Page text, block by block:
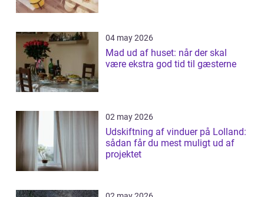
04 may 2026
Mad ud af huset: når der skal
være ekstra god tid til gæsterne
02 may 2026
Udskiftning af vinduer på Lolland:
sådan får du mest muligt ud af
projektet